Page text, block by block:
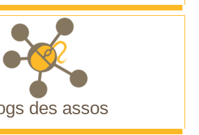
des assos